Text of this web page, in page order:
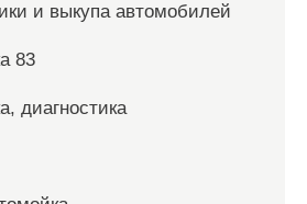
и выкупа автомобилей
83
диагностика